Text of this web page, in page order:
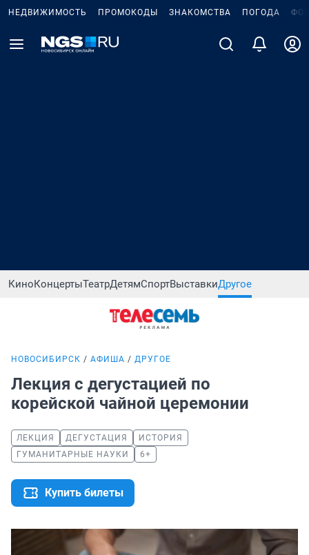
НЕДВИЖИМОСТЬ ПРОМОКОДЫ ЗНАКОМСТВА ПОГОДА
КиноКонцертыТеатрДетямСпортВыставкиДругое
НОВОСИБИРСК АФИША ДРУГОЕ
Лекция с дегустацией по
корейской чайной церемонии
ЛЕКЦИЯ ДЕГУСТАЦИЯ
ИСТОРИЯ
ГУМАНИТАРНЫЕ НАУКИ
6+
Купить билеты